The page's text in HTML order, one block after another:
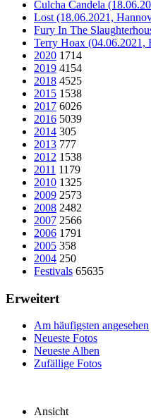
Culcha Candela
Lost (18.06.2021,
Fury In The
Terry Hoax (04.06.2021,
2020 1714
2019 4154
2018 4525
2015 1538
2017 6026
2016 5039
2014 305
2013 777
2012 1538
2011 1179
2010 1325
2009 2573
2008 2482
2007 2566
2006 1791
2005 358
2004 250
Festivals 65635
Erweitert
Am häufigsten angesehen
Neueste Fotos
Neueste Alben
Zufällige Fotos
Ansicht